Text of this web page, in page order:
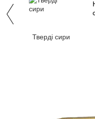
Тверді сири